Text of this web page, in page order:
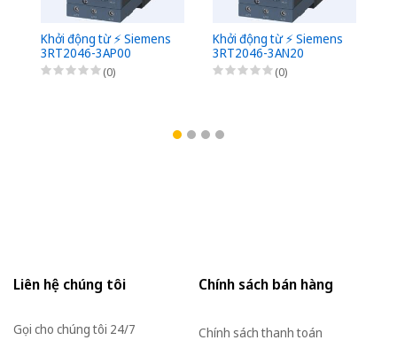
Khởi động từ ⚡️ Siemens
3RT2046-3AP00
(0)
Khởi động từ ⚡️ Siemens
3RT2046-3AN20
(0)
Liên hệ chúng tôi
Gọi cho chúng tôi 24/7
Chính sách bán hàng
Chính sách thanh toán